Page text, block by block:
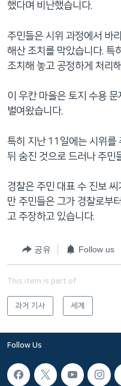
색
로
이
등
했다며 비난했습니다.
주민들은 시위 과정에서 바
해산 조치를 막았습니다. 특
조치해 놓고 공정하게 처리
이 우칸 마을은 토지 수용
벌여왔습니다.
특히 지난 11일에는 시위를
뒤 숨진 것으로 드러나 주민
경찰은 주민 대표 수 진보
만 주민들은 그가 경찰로부
고 주장하고 있습니다.
공유 Follow us
This item is part of
과거 기사 세계
Follow Us